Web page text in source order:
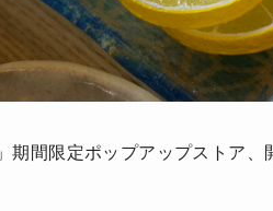
間限定ポップアップストア、